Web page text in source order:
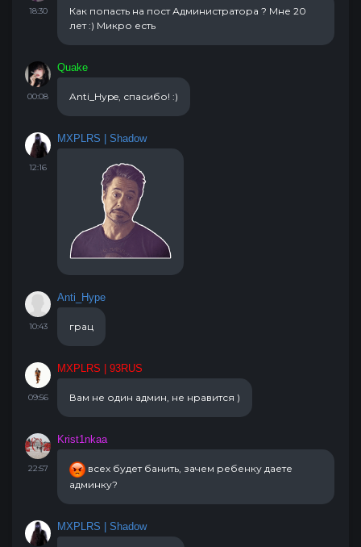
18:30
Как попасть на пост Администратора ? Мне 20
лет :) Микро есть
00:08
Quake
Anti_Hype, спасибо! :)
12:16
MXPLRS | Shadow
10:43
Anti_Hype
грац
09:56
MXPLRS | 93RUS
Вам не один админ, не нравится )
22:57
Krist1nkaa
всех будет банить, зачем ребенку даете
админку?
MXPLRS | Shadow